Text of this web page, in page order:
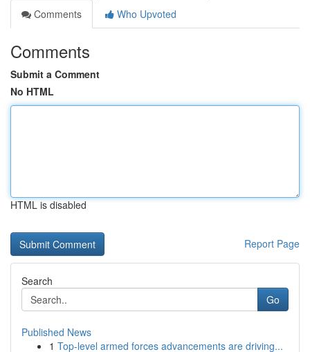
Comments
Who Upvoted
Comments
Submit a Comment
No HTML
HTML is disabled
Report Page
Search
Go
Published News
1 Top-level armed forces advancements are driving...